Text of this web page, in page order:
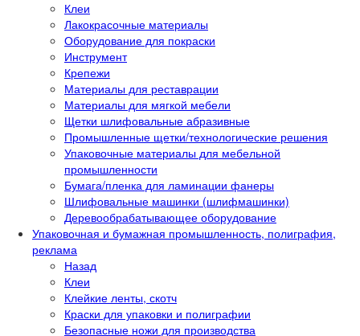
Клеи
Лакокрасочные материалы
Оборудование для покраски
Инструмент
Крепежи
Материалы для реставрации
Материалы для мягкой мебели
Щетки шлифовальные абразивные
Промышленные щетки/технологические решения
Упаковочные материалы для мебельной
промышленности
Бумага/пленка для ламинации фанеры
Шлифовальные машинки (шлифмашинки)
Деревообрабатывающее оборудование
Упаковочная и бумажная промышленность, полиграфия,
реклама
Назад
Клеи
Клейкие ленты, скотч
Краски для упаковки и полиграфии
Безопасные ножи для производства